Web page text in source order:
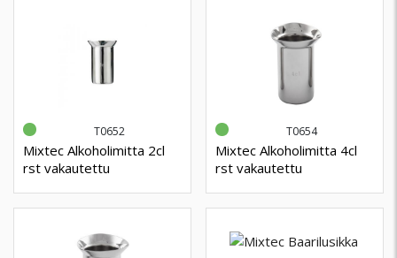
T0652
Mixtec Alkoholimitta 2cl
rst vakautettu
T0654
Mixtec Alkoholimitta 4cl
rst vakautettu